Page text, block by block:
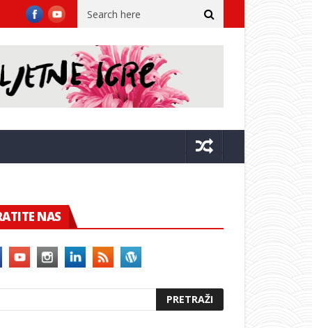
Župan sa suradnicima u Kninu na 31. obljetnici VRO
NAS